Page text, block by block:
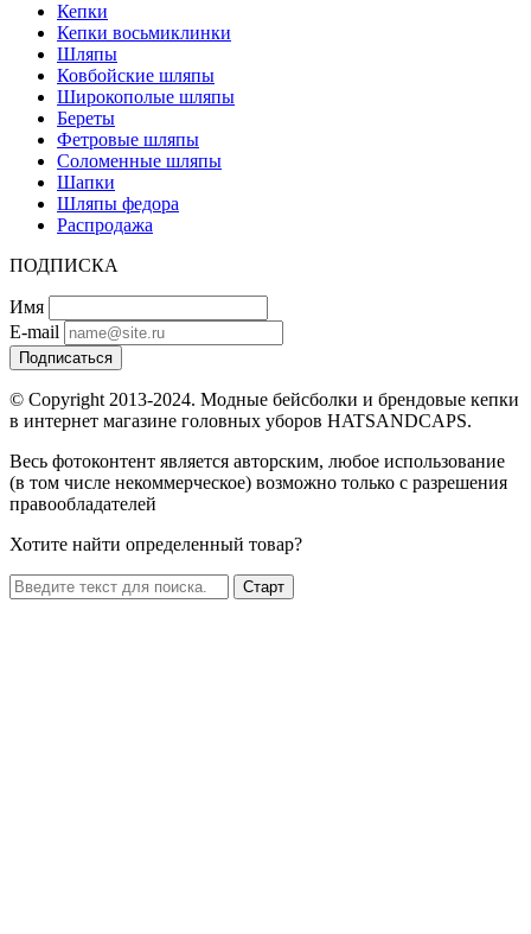
Кепки
Кепки восьмиклинки
Шляпы
Ковбойские шляпы
Широкополые шляпы
Береты
Фетровые шляпы
Соломенные шляпы
Шапки
Шляпы федора
Распродажа
ПОДПИСКА
Имя
E-mail
Подписаться
© Copyright 2013-2024. Модные бейсболки и брендовые кепки
в интернет магазине головных уборов HATSANDCAPS.
Весь фотоконтент является авторским, любое использование
(в том числе некоммерческое) возможно только с разрешения
правообладателей
Хотите найти определенный товар?
Старт